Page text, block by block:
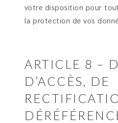
votre disposition pour
la protection de vos
ARTICLE 8 –
D’ACCÈS, DE